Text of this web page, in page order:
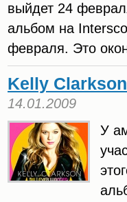
выйдет 24
альбом на
февраля. Это
Kelly Clarkson
14.01.2009
У